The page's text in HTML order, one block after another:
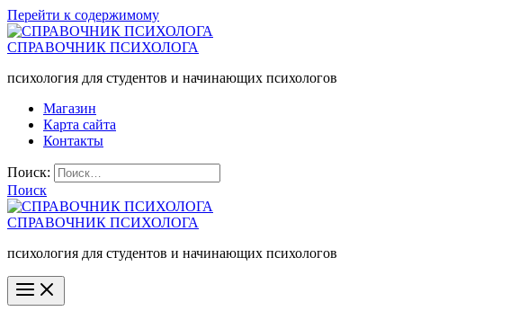
Перейти к содержимому
СПРАВОЧНИК ПСИХОЛОГА
психология для студентов и начинающих психологов
Магазин
Карта сайта
Контакты
Поиск:
Поиск
СПРАВОЧНИК ПСИХОЛОГА
психология для студентов и начинающих психологов